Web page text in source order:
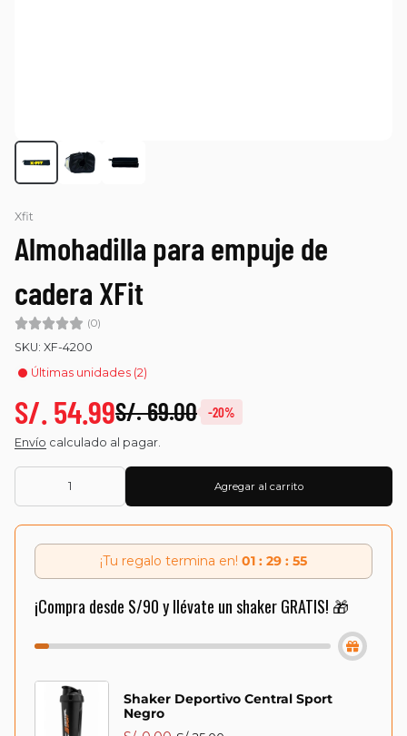
Xfit
Almohadilla para empuje de
cadera XFit
(0)
SKU: XF-4200
Últimas unidades (2)
S/. 54.99S/. 69.00 -20%
Envío calculado al pagar.
Agregar al carrito
¡Tu regalo termina en! 01 : 29 : 55
¡Compra desde S/90 y llévate un shaker GRATIS! 🎁
Shaker Deportivo Central Sport
Negro